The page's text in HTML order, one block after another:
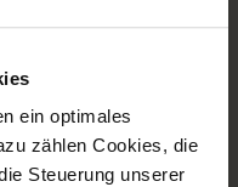
ein optimales
zählen Cookies, die
Steuerung unserer
SSD
DDR4